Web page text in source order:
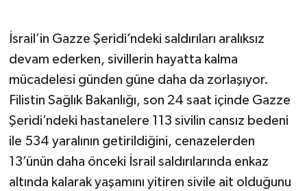
İsrail’in Gazze Şeridi’ndeki saldırıları aralıksız
devam ederken, sivillerin hayatta kalma
mücadelesi günden güne daha da zorlaşıyor.
Filistin Sağlık Bakanlığı, son 24 saat içinde Gazze
Şeridi’ndeki hastanelere 113 sivilin cansız bedeni
ile 534 yaralının getirildiğini, cenazelerden
13’ünün daha önceki İsrail saldırılarında enkaz
altında kalarak yaşamını yitiren sivile ait olduğunu